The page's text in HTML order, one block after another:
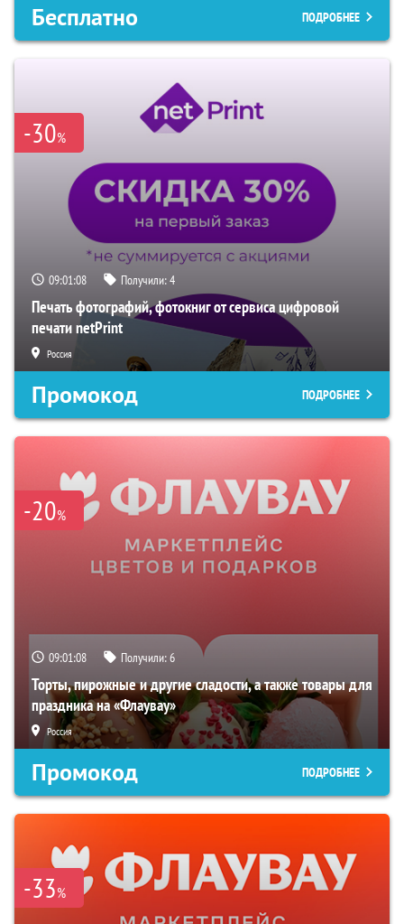
Бесплатно ПОДРОБНЕЕ
-30%
09:01:07 Получили:4
Печать фотографий, фотокниг от сервиса цифровой
печати netPrint
Россия
Промокод ПОДРОБНЕЕ
-20%
09:01:07 Получили:6
Торты, пирожные и другие сладости, а также товары для
праздника на «Флаувау»
Россия
Промокод ПОДРОБНЕЕ
-33%